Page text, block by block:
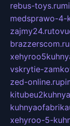
rebus-toys.ru
medsprawo-4-
zajmy24.ru
brazzerscom.ru
vskrytie-
zed-online.ru
xehyroo-5-